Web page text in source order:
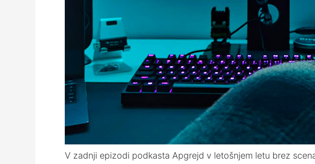
V zadnji epizodi podkasta Apgrejd v letošnjem letu brez